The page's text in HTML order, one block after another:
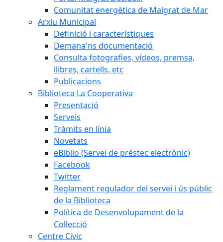
Comunitat energètica de Malgrat de Mar
Arxiu Municipal
Definició i característiques
Demana'ns documentació
Consulta fotografies, vídeos, premsa,
llibres, cartells, etc
Publicacions
Biblioteca La Cooperativa
Presentació
Serveis
Tràmits en línia
Novetats
eBiblio (Servei de préstec electrònic)
Facebook
Twitter
Reglament regulador del servei i ús públic
de la Biblioteca
Política de Desenvolupament de la
Col·lecció
Centre Civic